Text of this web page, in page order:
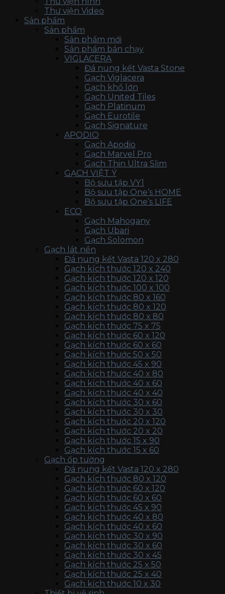
Thư viện Video
Sản phẩm
Sản phẩm
Sản phẩm mới
Sản phẩm bán chạy
VIGLACERA
Đá nung kết Vasta Stone
Gạch Viglacera
Gạch khổ lớn
Gạch United Tiles
Gạch Platinum
Gạch Eurotile
Gạch Signature
APODIO
Gạch Apodio
Gạch Marvel Pro
Gạch Thin Ultra Slim
GẠCH VIỆT Ý
Bộ sưu tập VY1
Bộ sưu tập One’s HOME
Bộ sưu tập One’s LIFE
ECO
Gạch Mahogany
Gạch Ubari
Gạch Solomon
Gạch lát nền
Đá nung kết Vasta 120 x 280
Gạch kích thước 120 x 240
Gạch kích thước 120 x 120
Gạch kích thước 100 x 100
Gạch kích thước 80 x 160
Gạch kích thước 80 x 120
Gạch kích thước 80 x 80
Gạch kích thước 75 x 75
Gạch kích thước 60 x 120
Gạch kích thước 60 x 60
Gạch kích thước 50 x 50
Gạch kích thước 45 x 90
Gạch kích thước 40 x 80
Gạch kích thước 40 x 60
Gạch kích thước 40 x 40
Gạch kích thước 30 x 60
Gạch kích thước 30 x 30
Gạch kích thước 20 x 120
Gạch kích thước 20 x 20
Gạch kích thước 15 x 90
Gạch kích thước 15 x 60
Gạch ốp tường
Đá nung kết Vasta 120 x 280
Gạch kích thước 80 x 120
Gạch kích thước 60 x 120
Gạch kích thước 60 x 60
Gạch kích thước 45 x 90
Gạch kích thước 40 x 80
Gạch kích thước 40 x 60
Gạch kích thước 30 x 90
Gạch kích thước 30 x 60
Gạch kích thước 30 x 45
Gạch kích thước 25 x 50
Gạch kích thước 25 x 40
Gạch kích thước 10 x 30